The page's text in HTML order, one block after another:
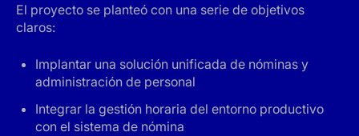
El proyecto se planteó con una serie de objetivos
claros:
Implantar una solución unificada de nóminas y
administración de personal
Integrar la gestión horaria del entorno productivo
con el sistema de nómina